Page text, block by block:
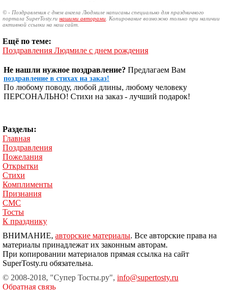
© - Поздравления с днем ангела Людмиле написаны специально для праздничного
портала SuperTosty.ru нашими авторами . Копирование возможно только при наличии
активной ссылки на наш сайт.
Ещё по теме:
Поздравления Людмиле с днем рождения
Не нашли нужное поздравление? Предлагаем Вам
поздравление в стихах на заказ!
По любому поводу, любой длины, любому человеку
ПЕРСОНАЛЬНО! Стихи на заказ - лучший подарок!
Разделы:
Главная
Поздравления
Пожелания
Открытки
Стихи
Комплименты
Признания
СМС
Тосты
К празднику
ВНИМАНИЕ, авторские материалы. Все авторские права на
материалы принадлежат их законным авторам.
При копировании материалов прямая ссылка на сайт
SuperTosty.ru обязательна.
© 2008-2018, "Супер Тосты.ру", info@supertosty.ru
Обратная связь